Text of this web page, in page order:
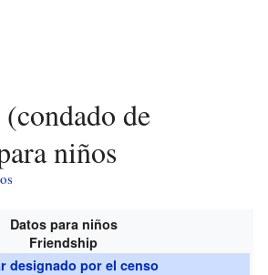
niños
Datos para niños
Friendship
designado por el censo